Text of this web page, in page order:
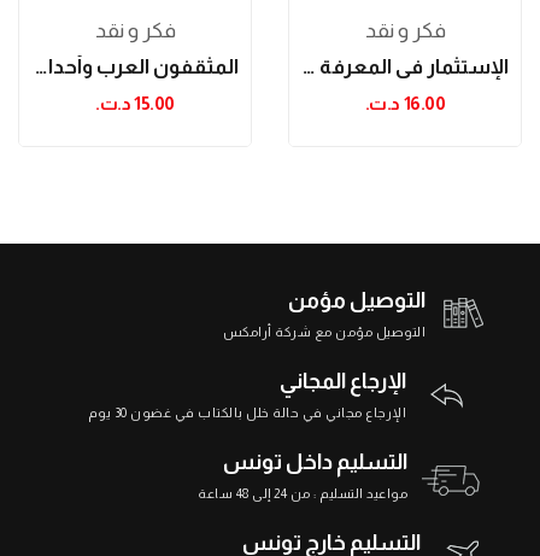
فكر و نقد
المثقفون العرب وأحداث 11 سبتمبر 2001
15.00 د.ت.‏
فكر و نقد
الإستثمار في المعرفة والتقنيات الحديثة: طريق...
16.00 د.ت.‏
التوصيل مؤمن
التوصيل مؤمن مع شركة أرامكس
الإرجاع المجاني
الإرجاع مجاني في حالة خلل بالكتاب في غضون 30 يوم
التسليم داخل تونس
مواعيد التسليم : من 24 إلى 48 ساعة
التسليم خارج تونس